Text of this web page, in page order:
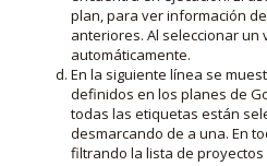
plan, para ver información
anteriores. Al seleccionar
automáticamente.
En la siguiente línea se
definidos en los planes de
todas las etiquetas están
desmarcando de a una. En
filtrando la lista de